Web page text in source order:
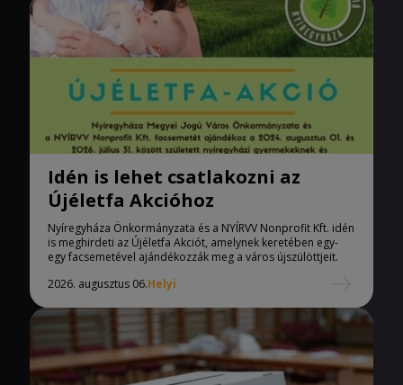
Idén is lehet csatlakozni az
Újéletfa Akcióhoz
Nyíregyháza Önkormányzata és a NYÍRVV Nonprofit Kft. idén
is meghirdeti az Újéletfa Akciót, amelynek keretében egy-
egy facsemetével ajándékozzák meg a város újszülöttjeit.
2026. augusztus 06.Helyi